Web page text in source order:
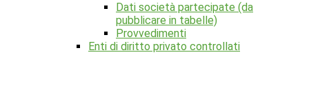
Dati società partecipate (da
pubblicare in tabelle)
Provvedimenti
Enti di diritto privato controllati